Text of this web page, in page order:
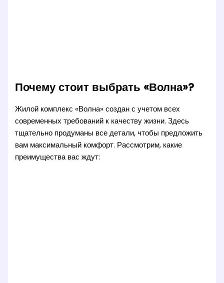
Почему стоит выбрать «Волна»?
Жилой комплекс «Волна» создан с учетом всех
современных требований к качеству жизни. Здесь
тщательно продуманы все детали, чтобы предложить
вам максимальный комфорт. Рассмотрим, какие
преимущества вас ждут: